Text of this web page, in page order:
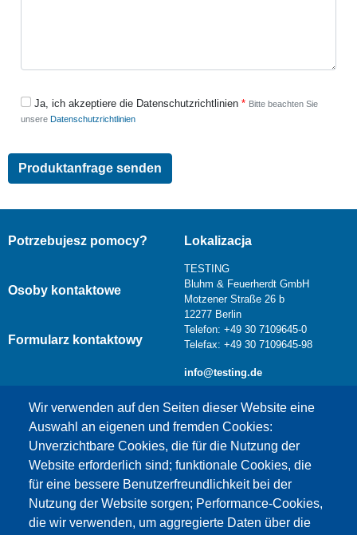
Ja, ich akzeptiere die Datenschutzrichtlinien
Bitte beachten Sie
unsere Datenschutzrichtlinien
Wir verwenden auf den Seiten dieser Website eine
Auswahl an eigenen und fremden Cookies:
Unverzichtbare Cookies, die für die Nutzung der
Website erforderlich sind; funktionale Cookies, die
für eine bessere Benutzerfreundlichkeit bei der
Nutzung der Website sorgen; Performance-Cookies,
die wir verwenden, um aggregierte Daten über die
Potrzebujesz pomocy?
Osoby kontaktowe
Formularz kontaktowy
Lokalizacja
TESTING
Bluhm & Feuerherdt GmbH
Motzener Straße 26 b
12277 Berlin
Telefon: +49 30 7109645-0
Telefax: +49 30 7109645-98
info@testing.de
Dieser Inhalt ist blockiert, da die Google Maps